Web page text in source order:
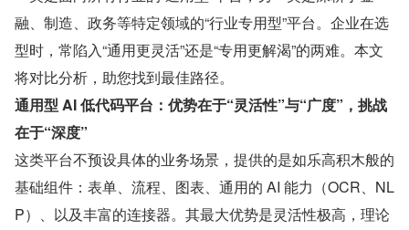
融、制造、政务等特定领域的“行业专用型”平台。企业在选
型时，常陷入“通用更灵活”还是“专用更解渴”的两难。本文
将对比分析，助您找到最佳路径。
通用型 AI 低代码平台：优势在于“灵活性”与“广度”，挑战
在于“深度”
这类平台不预设具体的业务场景，提供的是如乐高积木般的
基础组件：表单、流程、图表、通用的 AI 能力（OCR、NL
P）、以及丰富的连接器。其最大优势是灵活性极高，理论